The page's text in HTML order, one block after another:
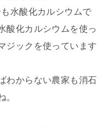
水酸化カルシウムで
酸化カルシウムを使っ
ジックを使っています
わからない農家も消石
。